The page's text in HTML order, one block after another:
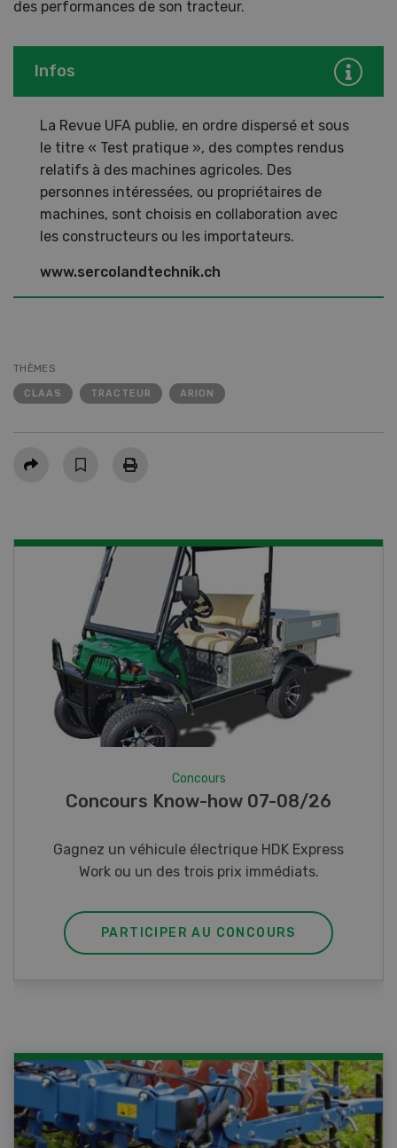
des performances de son tracteur.
Infos
La Revue UFA publie, en ordre dispersé et sous
le titre « Test pratique », des comptes rendus
relatifs à des machines agricoles. Des
personnes intéressées, ou propriétaires de
machines, sont choisis en collaboration avec
les constructeurs ou les importateurs.
www.sercolandtechnik.ch
THÈMES
CLAAS TRACTEUR ARION
Partager
Photo mystère 07-08/26
Gagnez l’un des cinq couteaux de poche LANDI
PARTICIPER AU CONCOURS